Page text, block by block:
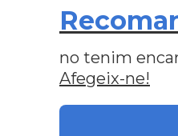
no tenim
Afegeix-ne!